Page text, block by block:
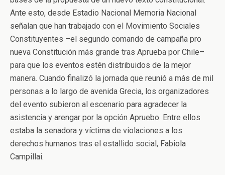
Ante esto, desde Estadio Nacional Memoria Nacional
señalan que han trabajado con el Movimiento Sociales
Constituyentes –el segundo comando de campaña pro
nueva Constitución más grande tras Aprueba por Chile–
para que los eventos estén distribuidos de la mejor
manera. Cuando finalizó la jornada que reunió a más de mil
personas a lo largo de avenida Grecia, los organizadores
del evento subieron al escenario para agradecer la
asistencia y arengar por la opción Apruebo. Entre ellos
estaba la senadora y víctima de violaciones a los
derechos humanos tras el estallido social, Fabiola
Campillai.